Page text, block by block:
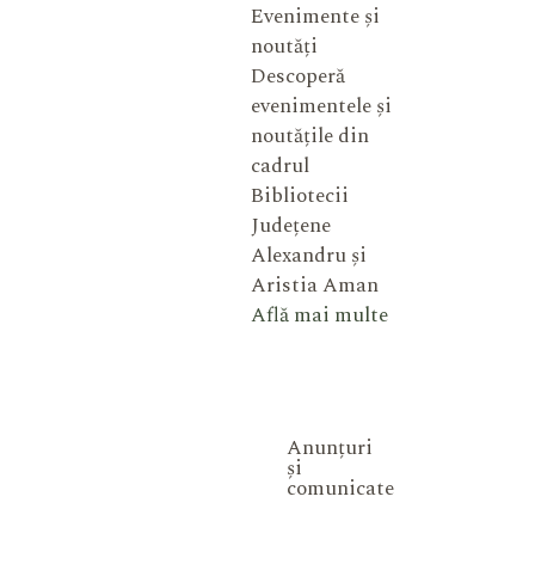
Evenimente și
noutăți
Descoperă
evenimentele și
noutățile din
cadrul
Bibliotecii
Județene
Alexandru și
Aristia Aman
Află mai multe
Anunțuri
și
comunicate